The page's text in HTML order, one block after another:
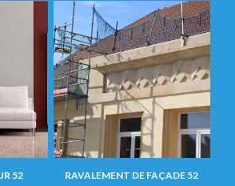
52 RAVALEMENT DE FAÇADE 52